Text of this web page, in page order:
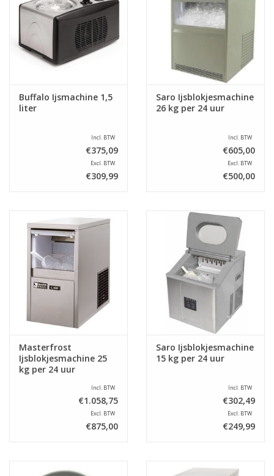
Buffalo Ijsmachine 1,5
liter
Incl. BTW
€375,09
Excl. BTW
€309,99
Saro Ijsblokjesmachine
26 kg per 24 uur
Incl. BTW
€605,00
Excl. BTW
€500,00
Masterfrost
Ijsblokjesmachine 25
kg per 24 uur
Incl. BTW
€1.058,75
Excl. BTW
€875,00
Saro Ijsblokjesmachine
15 kg per 24 uur
Incl. BTW
€302,49
Excl. BTW
€249,99